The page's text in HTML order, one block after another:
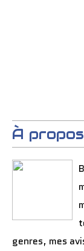
À propos
genres, mes